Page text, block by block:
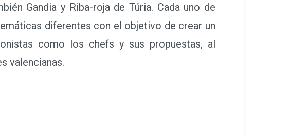
Gandia y Riba-roja de Túria. Cada uno de
diferentes con el objetivo de crear un
como los chefs y sus propuestas, al
valencianas.